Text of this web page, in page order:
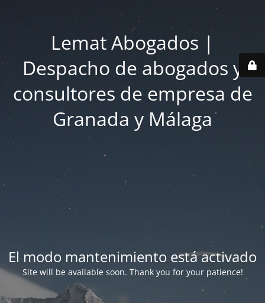
Lemat Abogados |
Despacho de abogados y
consultores de empresa de
Granada y Málaga
El modo mantenimiento está activado
Site will be available soon. Thank you for your patience!